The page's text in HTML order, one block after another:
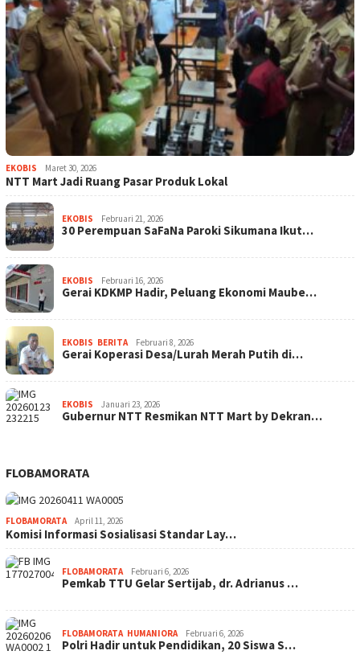
EKOBIS Maret 30, 2026
NTT Mart Jadi Ruang Pasar Produk Lokal
EKOBIS Februari 21, 2026
30 Perempuan SaFaNa Paroki Sikumana Ikut…
EKOBIS Februari 16, 2026
Gerai KDKMP Hadir, Peluang Ekonomi Maube…
EKOBIS BERITA Februari 8, 2026
Gerai Koperasi Desa/Lurah Merah Putih di…
EKOBIS Januari 23, 2026
Gubernur NTT Resmikan NTT Mart by Dekran…
FLOBAMORATA
FLOBAMORATA April 11, 2026
Komisi Informasi Sosialisasi Standar Lay…
FLOBAMORATA Februari 6, 2026
Pemkab TTU Gelar Sertijab, dr. Adrianus …
FLOBAMORATA HUMANIORA Februari 6, 2026
Polri Hadir untuk Pendidikan, 20 Siswa S…